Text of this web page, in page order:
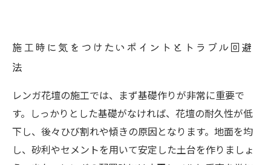
施工時に気をつけたいポイントとトラブル回避
法
レンガ花壇の施工では、まず基礎作りが非常に重要で
す。しっかりとした基礎がなければ、花壇の耐久性が低
下し、後々ひび割れや傾きの原因となります。地面を均
し、砂利やセメントを用いて安定した土台を作りましょ